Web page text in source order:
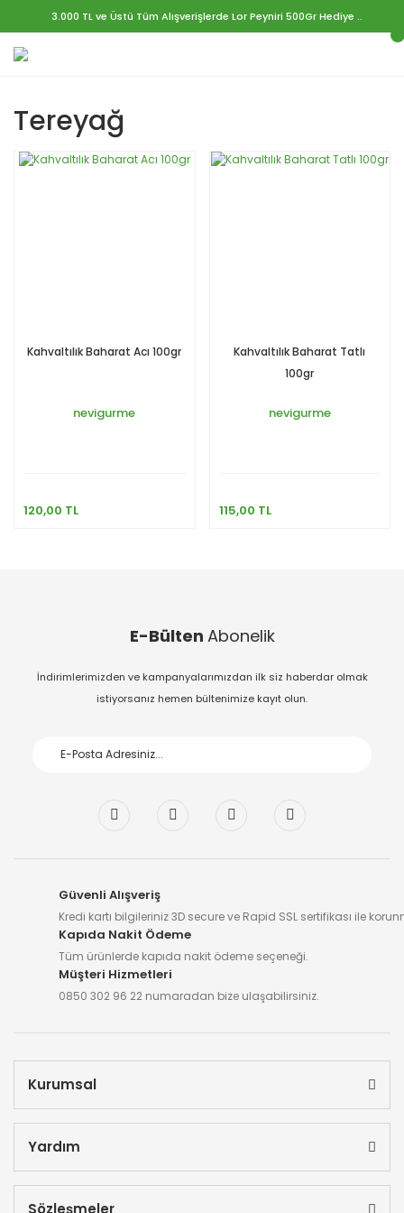
3.000 TL ve Üstü Tüm Alışverişlerde Lor Peyniri 500Gr Hediye ..
Tereyağ
Kahvaltılık Baharat Acı 100gr
nevigurme
120,00 TL
Kahvaltılık Baharat Tatlı
100gr
nevigurme
115,00 TL
E-Bülten Abonelik
İndirimlerimizden ve kampanyalarımızdan ilk siz haberdar olmak
istiyorsanız hemen bültenimize kayıt olun.
Güvenli Alışveriş
Kredi kartı bilgileriniz 3D secure ve Rapid SSL sertifikası ile
Kapıda Nakit Ödeme
Tüm ürünlerde kapıda nakit ödeme seçeneği.
Müşteri Hizmetleri
0850 302 96 22 numaradan bize ulaşabilirsiniz.
Kurumsal
Yardım
Sözleşmeler